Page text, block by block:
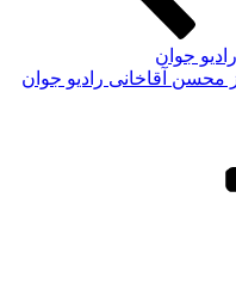
جوان
محسن آقاخانی رادیو جوان